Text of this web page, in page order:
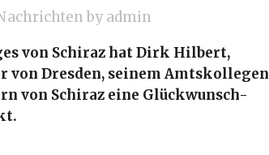
by admin
von Schiraz hat Dirk Hilbert,
von Dresden, seinem Amtskollegen
von Schiraz eine Glückwunsch-